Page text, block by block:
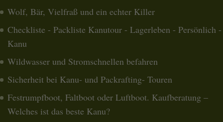
Wolf, Bär, Vielfraß und ein echter Killer
Checkliste - Packliste Kanutour - Lagerleben - Persönlich -
Kanu
Wildwasser und Stromschnellen befahren
Sicherheit bei Kanu- und Packrafting- Touren
Festrumpfboot, Faltboot oder Luftboot. Kaufberatung –
Welches ist das beste Kanu?